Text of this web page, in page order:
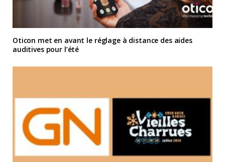
Oticon met en avant le réglage à distance des aides
auditives pour l’été